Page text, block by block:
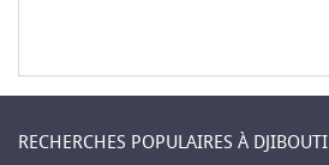
RECHERCHES POPULAIRES À DJIBOUTI